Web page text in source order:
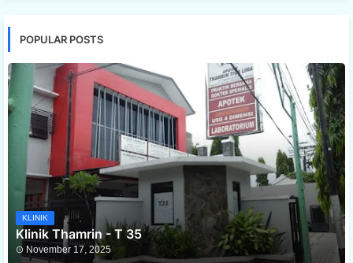
POPULAR POSTS
KLINIK
Klinik Thamrin - T 35
November 17, 2025